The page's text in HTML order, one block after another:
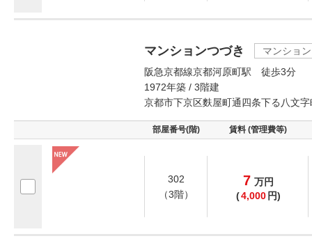
マンションつづき
マンション
阪急京都線京都河原町駅 徒歩3分
1972年築 / 3階建
京都市下京区麩屋町通四条下る八文字
部屋番号(階) 賃料 (管理費等)
302
（3階）
7 万円
(4,000 円)